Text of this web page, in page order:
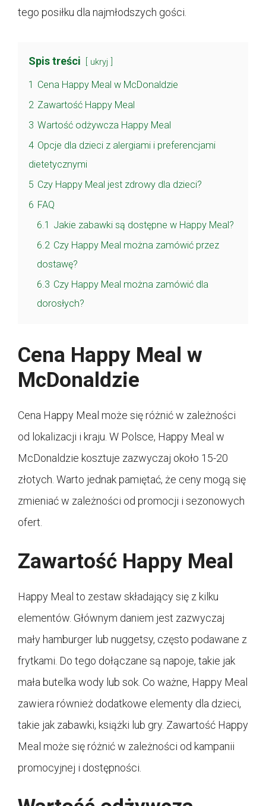
tego posiłku dla najmłodszych gości.
Spis treści ukryj
1 Cena Happy Meal w McDonaldzie
2 Zawartość Happy Meal
3 Wartość odżywcza Happy Meal
4 Opcje dla dzieci z alergiami i preferencjami
dietetycznymi
5 Czy Happy Meal jest zdrowy dla dzieci?
6 FAQ
6.1 Jakie zabawki są dostępne w Happy Meal?
6.2 Czy Happy Meal można zamówić przez
dostawę?
6.3 Czy Happy Meal można zamówić dla
dorosłych?
Cena Happy Meal w
McDonaldzie
Cena Happy Meal może się różnić w zależności
od lokalizacji i kraju. W Polsce, Happy Meal w
McDonaldzie kosztuje zazwyczaj około 15-20
złotych. Warto jednak pamiętać, że ceny mogą się
zmieniać w zależności od promocji i sezonowych
ofert.
Zawartość Happy Meal
Happy Meal to zestaw składający się z kilku
elementów. Głównym daniem jest zazwyczaj
mały hamburger lub nuggetsy, często podawane z
frytkami. Do tego dołączane są napoje, takie jak
mała butelka wody lub sok. Co ważne, Happy Meal
zawiera również dodatkowe elementy dla dzieci,
takie jak zabawki, książki lub gry. Zawartość Happy
Meal może się różnić w zależności od kampanii
promocyjnej i dostępności.